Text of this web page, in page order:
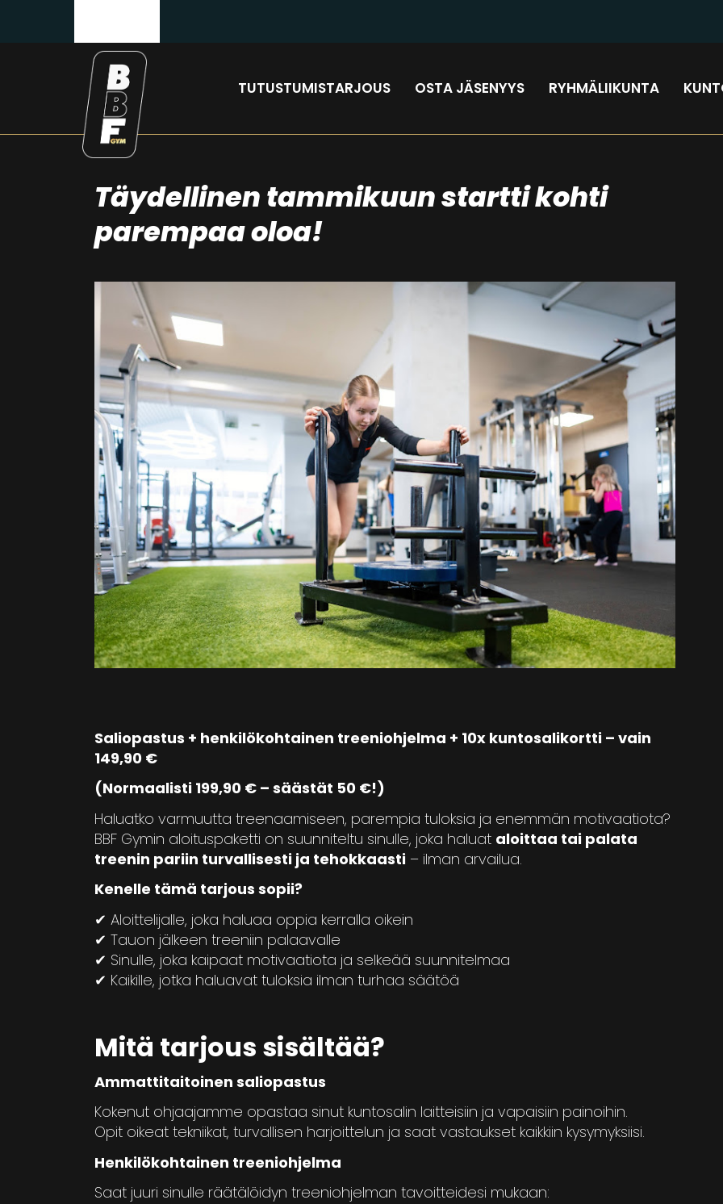
TUTUSTUMISTARJOUS OSTA JÄSENYYS RYHMÄLIIKUNTA
Täydellinen tammikuun startti kohti
parempaa oloa!
Saliopastus + henkilökohtainen treeniohjelma + 10x kuntosalikortti – vain
149,90 €
(Normaalisti 199,90 € – säästät 50 €!)
Haluatko varmuutta treenaamiseen, parempia tuloksia ja enemmän motivaatiota?
BBF Gymin aloituspaketti on suunniteltu sinulle, joka haluat aloittaa tai palata
treenin pariin turvallisesti ja tehokkaasti – ilman arvailua.
Kenelle tämä tarjous sopii?
✔ Aloittelijalle, joka haluaa oppia kerralla oikein
✔ Tauon jälkeen treeniin palaavalle
✔ Sinulle, joka kaipaat motivaatiota ja selkeää suunnitelmaa
✔ Kaikille, jotka haluavat tuloksia ilman turhaa säätöä
Mitä tarjous sisältää?
Ammattitaitoinen saliopastus
Kokenut ohjaajamme opastaa sinut kuntosalin laitteisiin ja vapaisiin painoihin.
Opit oikeat tekniikat, turvallisen harjoittelun ja saat vastaukset kaikkiin kysymyksiisi.
Henkilökohtainen treeniohjelma
Saat juuri sinulle räätälöidyn treeniohjelman tavoitteidesi mukaan: